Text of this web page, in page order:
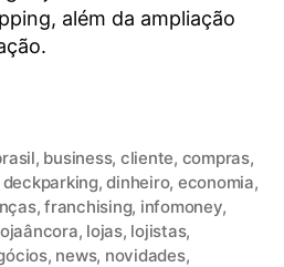
além da ampliação
, business, cliente, compras,
deckparking,dinheiro, economia,
,franchising, infomoney,
, lojas, lojistas,
, news, novidades,